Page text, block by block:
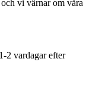
vi värnar om våra
2 vardagar efter